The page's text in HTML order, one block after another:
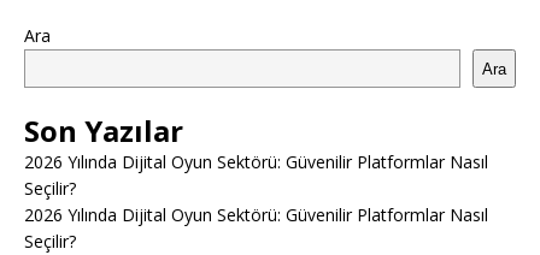
Ara
Ara
Son Yazılar
2026 Yılında Dijital Oyun Sektörü: Güvenilir Platformlar Nasıl
Seçilir?
2026 Yılında Dijital Oyun Sektörü: Güvenilir Platformlar Nasıl
Seçilir?